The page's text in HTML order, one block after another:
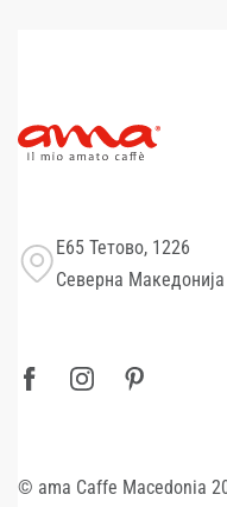
Е65 Тетово, 1226
Северна Македонија
© ama Caffe Macedonia